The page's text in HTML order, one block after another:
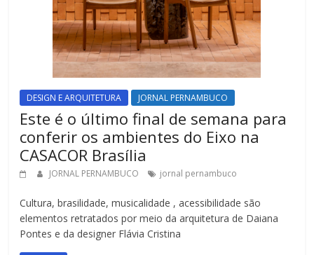
DESIGN E ARQUITETURA JORNAL PERNAMBUCO
Este é o último final de semana para
conferir os ambientes do Eixo na
CASACOR Brasília
JORNAL PERNAMBUCO jornal pernambuco
Cultura, brasilidade, musicalidade , acessibilidade são
elementos retratados por meio da arquitetura de Daiana
Pontes e da designer Flávia Cristina